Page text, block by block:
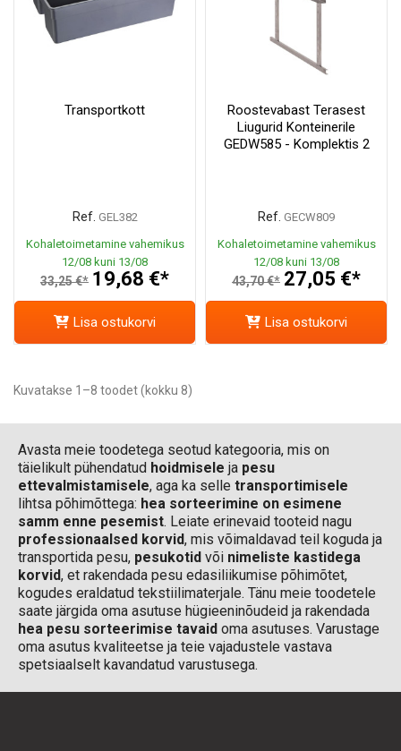
Transportkott
Ref. GEL382
Kohaletoimetamine vahemikus
12/08 kuni 13/08
33,25 €* 19,68 €*
Lisa ostukorvi
Roostevabast Terasest
Liugurid Konteinerile
GEDW585 - Komplektis 2
Ref. GECW809
Kohaletoimetamine vahemikus
12/08 kuni 13/08
43,70 €* 27,05 €*
Lisa ostukorvi
Kuvatakse 1–8 toodet (kokku 8)
Avasta meie toodetega seotud kategooria, mis on
täielikult pühendatud hoidmisele ja pesu
ettevalmistamisele, aga ka selle transportimisele
lihtsa põhimõttega: hea sorteerimine on esimene
samm enne pesemist. Leiate erinevaid tooteid nagu
professionaalsed korvid, mis võimaldavad teil koguda ja
transportida pesu, pesukotid või nimeliste kastidega
korvid, et rakendada pesu edasiliikumise põhimõtet,
kogudes eraldatud tekstiilimaterjale. Tänu meie toodetele
saate järgida oma asutuse hügieeninõudeid ja rakendada
hea pesu sorteerimise tavaid oma asutuses. Varustage
oma asutus kvaliteetse ja teie vajadustele vastava
spetsiaalselt kavandatud varustusega.